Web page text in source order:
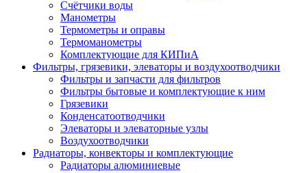
Счётчики воды
Манометры
Термометры и оправы
Термоманометры
Комплектующие для КИПиА
Фильтры, грязевики, элеваторы и воздухоотводчики
Фильтры и запчасти для фильтров
Фильтры бытовые и комплектующие к ним
Грязевики
Конденсатоотводчики
Элеваторы и элеваторные узлы
Воздухоотводчики
Радиаторы, конвекторы и комплектующие
Радиаторы алюминиевые